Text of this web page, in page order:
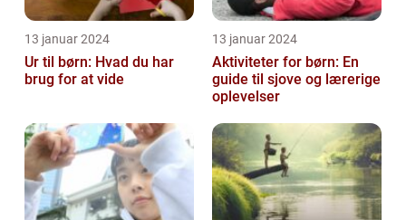
13 januar 2024
Ur til børn: Hvad du har
brug for at vide
13 januar 2024
Aktiviteter for børn: En
guide til sjove og lærerige
oplevelser